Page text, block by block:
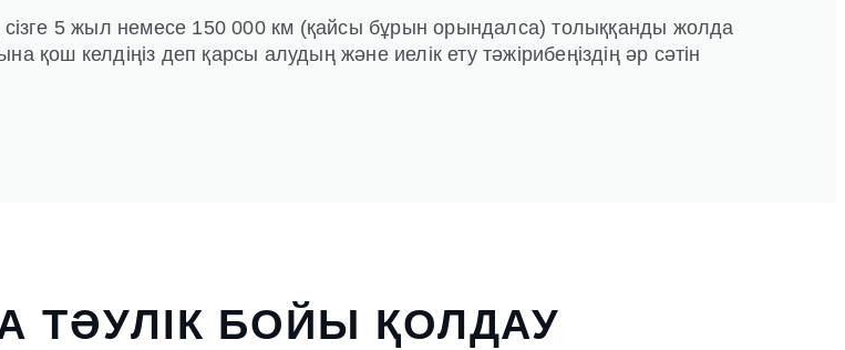
сізге 5 жыл немесе 150 000 км (қайсы бұрын орындалса) толыққанды жолда
қош келдіңіз деп қарсы алудың және иелік ету тәжірибеңіздің әр сәтін
ТӘУЛІК БОЙЫ ҚОЛДАУ